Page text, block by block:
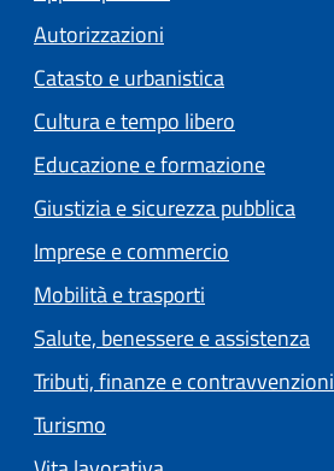
Autorizzazioni
Catasto e urbanistica
Cultura e tempo libero
Educazione e formazione
Giustizia e sicurezza pubblica
Imprese e commercio
Mobilità e trasporti
Salute, benessere e assistenza
Tributi, finanze e contravvenzioni
Turismo